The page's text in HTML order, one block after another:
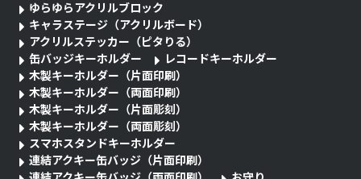
ゆらゆらアクリルブロック
キャラステージ（アクリルボード）
アクリルステッカー（ピタりる）
缶バッジキーホルダー
レコードキーホルダー
木製キーホルダー（片面印刷）
木製キーホルダー（両面印刷）
木製キーホルダー（片面彫刻）
木製キーホルダー（両面彫刻）
スマホスタンドキーホルダー
連結アクキー缶バッジ（片面印刷）